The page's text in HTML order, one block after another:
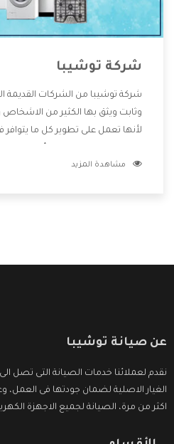
شركة توشيبا
شركة توشيبا من الشركات القديمة
وثابت ويثق بها الكثير من الاشخاص
لأنها تعمل على تطوير كل ما
وتقدم للعملاء أقوى العروض
مشاهدة المزيد
عن صيانة توشيبا
نقدم لعملائنا خدمات الصيانة التى تصل
الغيار الاصلية لضمان جودتها فى
اكثر من مرة، الصيانة لجميع الاجهزة